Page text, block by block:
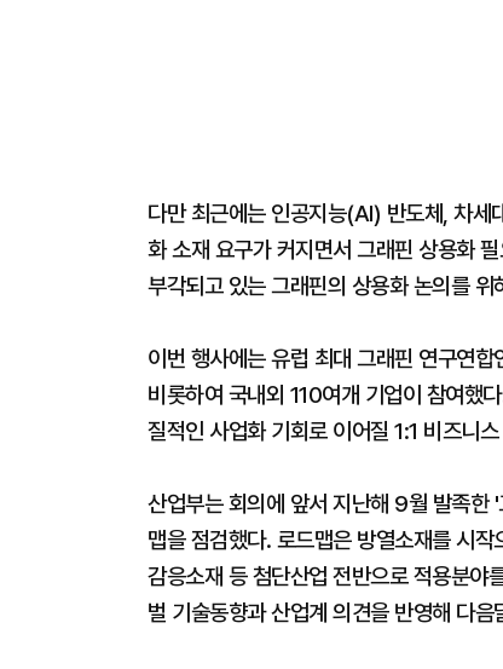
다만 최근에는 인공지능(AI) 반도체, 차세
화 소재 요구가 커지면서 그래핀 상용화
부각되고 있는 그래핀의 상용화 논의를 위
이번 행사에는 유럽 최대 그래핀 연구연
비롯하여 국내외 110여개 기업이 참여했
질적인 사업화 기회로 이어질 1:1 비즈니
산업부는 회의에 앞서 지난해 9월 발족한
맵을 점검했다. 로드맵은 방열소재를 시
감응소재 등 첨단산업 전반으로 적용분야
벌 기술동향과 산업계 의견을 반영해 다